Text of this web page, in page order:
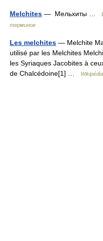
Melchites — Мельхиты …
терминов
Les melchites — Melchite
utilisé par les Melchites
les Syriaques Jacobites à
de Chalcédoine[1] …